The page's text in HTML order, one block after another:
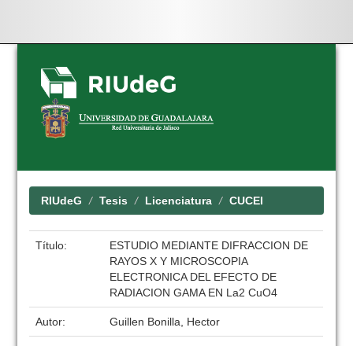
Skip
navigation
RIUdeG Tesis Licenciatura CUCEI
Título:
ESTUDIO MEDIANTE DIFRACCION DE
RAYOS X Y MICROSCOPIA
ELECTRONICA DEL EFECTO DE
RADIACION GAMA EN La2 CuO4
Autor: Guillen Bonilla, Hector